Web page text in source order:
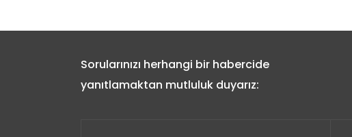
Sorularınızı herhangi bir habercide
yanıtlamaktan mutluluk duyarız: